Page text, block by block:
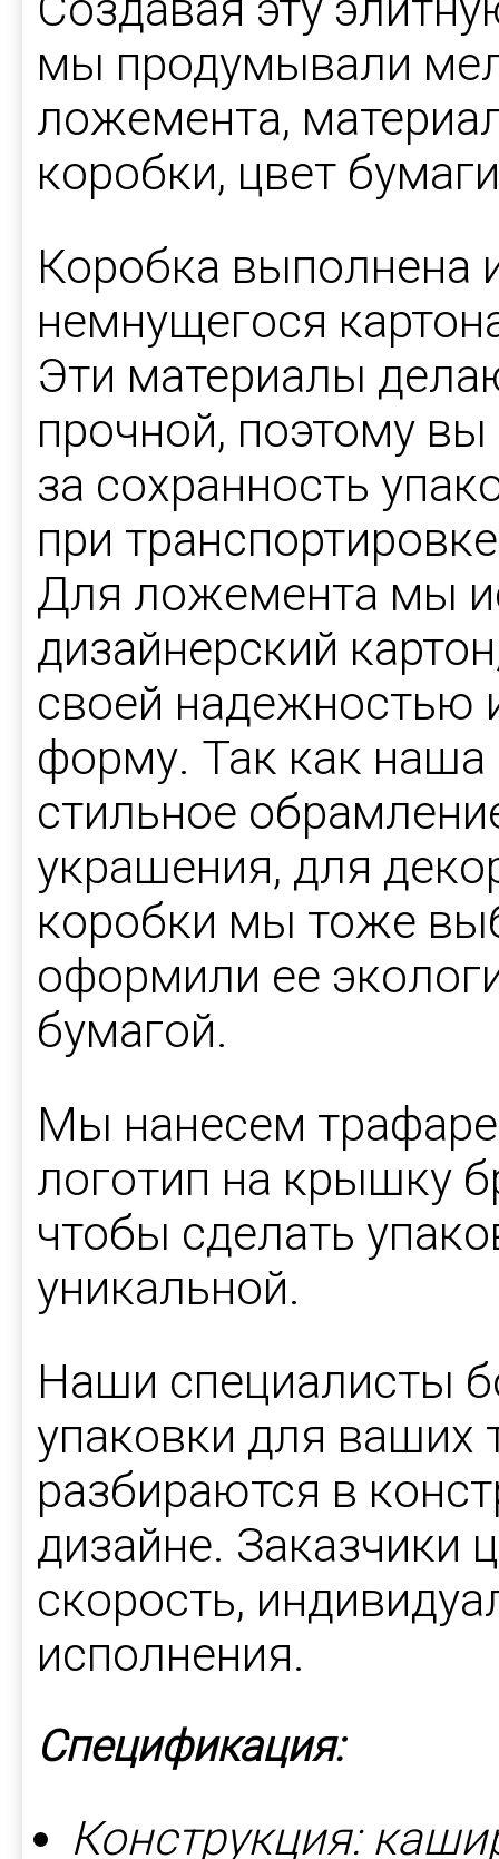
мы продумывали
ложемента,
коробки, цвет
Коробка выполнена
немнущегося
Эти материалы
прочной, поэтому
за сохранность
при
Для ложемента мы
дизайнерский
своей надежностью
форму. Так как наша
стильное
украшения, для
коробки мы тоже
оформили ее
бумагой.
Мы нанесем
логотип на крышку
чтобы сделать
уникальной.
Наши специалисты
упаковки для ваших
разбираются в
дизайне. Заказчики
скорость,
исполнения.
Спецификация:
Конструкция: